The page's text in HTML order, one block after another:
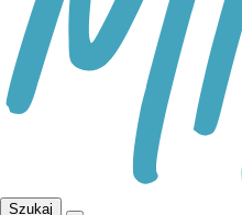
Szukaj